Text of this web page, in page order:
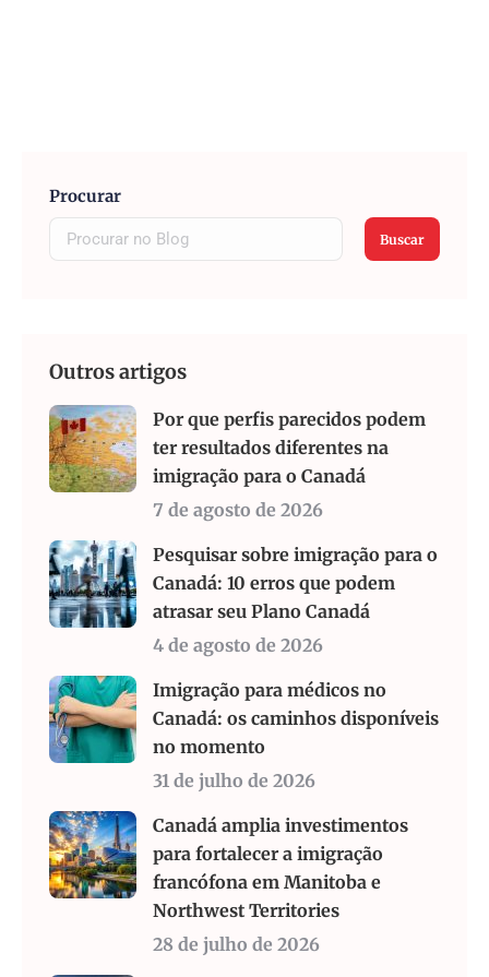
Procurar
Buscar
Outros artigos
Por que perfis parecidos podem
ter resultados diferentes na
imigração para o Canadá
7 de agosto de 2026
Pesquisar sobre imigração para o
Canadá: 10 erros que podem
atrasar seu Plano Canadá
4 de agosto de 2026
Imigração para médicos no
Canadá: os caminhos disponíveis
no momento
31 de julho de 2026
Canadá amplia investimentos
para fortalecer a imigração
francófona em Manitoba e
Northwest Territories
28 de julho de 2026